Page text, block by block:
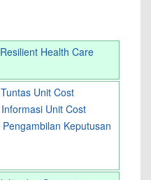
Health Care
Unit Cost
Unit Cost
Keputusan